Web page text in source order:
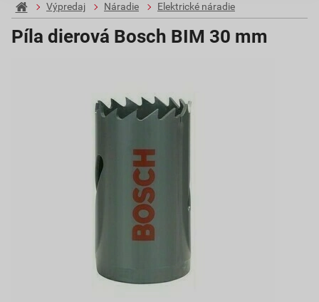
Výpredaj Náradie Elektrické náradie
Píla dierová Bosch BIM 30 mm